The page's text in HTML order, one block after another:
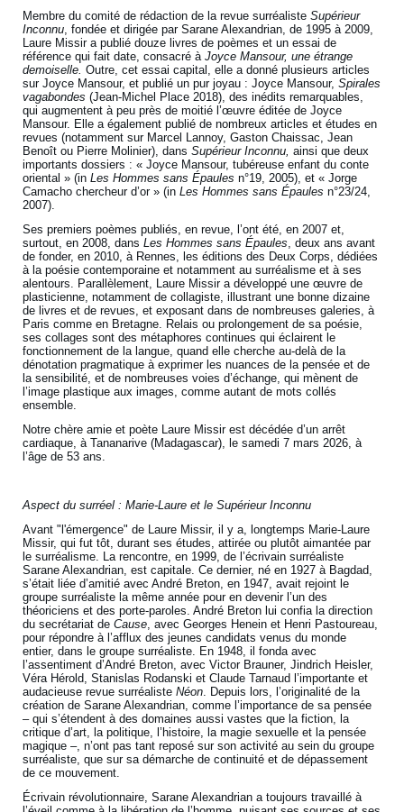
Membre du comité de rédaction de la revue surréalisteSupérieur
Inconnu, fondée et dirigée par Sarane Alexandrian, de 1995 à 2009,
Laure Missir a publié douze livres de poèmes et un essai de
référence qui fait date, consacré àJoyce Mansour, une étrange
demoiselle. Outre, cet essai capital, elle a donné plusieurs articles
sur Joyce Mansour, et publié un pur joyau : Joyce Mansour,Spirales
vagabondes (Jean-Michel Place 2018), des inédits remarquables,
qui augmentent à peu près de moitié l’œuvre éditée de Joyce
Mansour. Elle a également publié de nombreux articles et études en
revues (notamment sur Marcel Lannoy, Gaston Chaissac, Jean
Benoît ou Pierre Molinier), dansSupérieur Inconnu, ainsi que deux
importants dossiers : « Joyce Mansour, tubéreuse enfant du conte
oriental » (inLes Hommes sans Épaules n°19, 2005), et « Jorge
Camacho chercheur d’or » (inLes Hommes sans Épaules n°23/24,
2007).
Ses premiers poèmes publiés, en revue, l’ont été, en 2007 et,
surtout, en 2008, dansLes Hommes sans Épaules, deux ans avant
de fonder, en 2010, à Rennes, les éditions des Deux Corps, dédiées
à la poésie contemporaine et notamment au surréalisme et à ses
alentours. Parallèlement, Laure Missir a développé une œuvre de
plasticienne, notamment de collagiste, illustrant une bonne dizaine
de livres et de revues, et exposant dans de nombreuses galeries, à
Paris comme en Bretagne. Relais ou prolongement de sa poésie,
ses collages sont des métaphores continues qui éclairent le
fonctionnement de la langue, quand elle cherche au-delà de la
dénotation pragmatique à exprimer les nuances de la pensée et de
la sensibilité, et de nombreuses voies d’échange, qui mènent de
l’image plastique aux images, comme autant de mots collés
ensemble.
Notre chère amie et poète Laure Missir est décédée d’un arrêt
cardiaque, à Tananarive (Madagascar), le samedi 7 mars 2026, à
l’âge de 53 ans.
Aspect du surréel : Marie-Laure et le Supérieur Inconnu
Avant "l'émergence" de Laure Missir, il y a, longtemps Marie-Laure
Missir, qui fut tôt, durant ses études, attirée ou plutôt aimantée par
le surréalisme. La rencontre, en 1999, de l’écrivain surréaliste
Sarane Alexandrian, est capitale. Ce dernier, né en 1927 à Bagdad,
s’était liée d’amitié avec André Breton, en 1947, avait rejoint le
groupe surréaliste la même année pour en devenir l’un des
théoriciens et des porte-paroles. André Breton lui confia la direction
du secrétariat deCause, avec Georges Henein et Henri Pastoureau,
pour répondre à l’afflux des jeunes candidats venus du monde
entier, dans le groupe surréaliste. En 1948, il fonda avec
l’assentiment d’André Breton, avec Victor Brauner, Jindrich Heisler,
Véra Hérold, Stanislas Rodanski et Claude Tarnaud l’importante et
audacieuse revue surréalisteNéon. Depuis lors, l’originalité de la
création de Sarane Alexandrian, comme l’importance de sa pensée
– qui s’étendent à des domaines aussi vastes que la fiction, la
critique d’art, la politique, l’histoire, la magie sexuelle et la pensée
magique –, n’ont pas tant reposé sur son activité au sein du groupe
surréaliste, que sur sa démarche de continuité et de dépassement
de ce mouvement.
Écrivain révolutionnaire, Sarane Alexandrian a toujours travaillé à